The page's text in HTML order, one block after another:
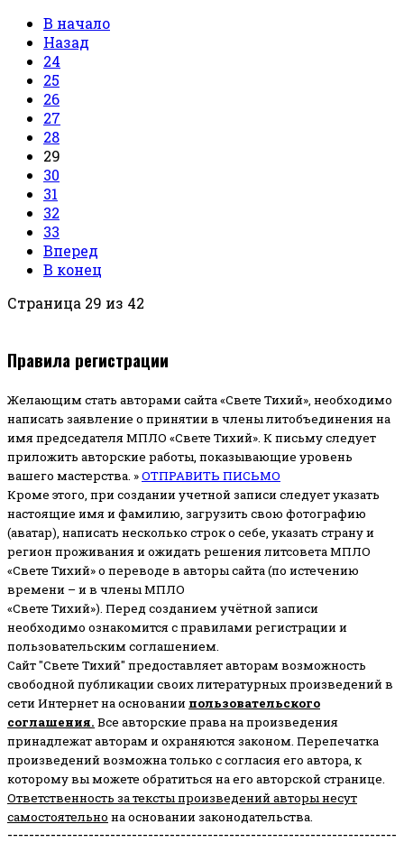
В начало
Назад
24
25
26
27
28
29
30
31
32
33
Вперед
В конец
Страница 29 из 42
Правила регистрации
Желающим стать авторами сайта «Свете Тихий», необходимо
написать заявление о принятии в члены литобъединения на
имя председателя МПЛО «Свете Тихий». К письму следует
приложить авторские работы, показывающие уровень
вашего мастерства. »ОТПРАВИТЬ ПИСЬМО
Кроме этого, при создании учетной записи следует указать
настоящие имя и фамилию, загрузить свою фотографию
(аватар), написать несколько строк о себе, указать страну и
регион проживания и ожидать решения литсовета МПЛО
«Свете Тихий» о переводе в авторы сайта (по истечению
времени – и в члены МПЛО
«Свете Тихий»). Перед созданием учётной записи
необходимо ознакомится с правилами регистрации и
пользовательским соглашением.
Сайт "Свете Тихий" предоставляет авторам возможность
свободной публикации своих литературных произведений в
сети Интернет на основании пользовательского
соглашения. Все авторские права на произведения
принадлежат авторам и охраняются законом. Перепечатка
произведений возможна только с согласия его автора, к
которому вы можете обратиться на его авторской странице.
Ответственность за тексты произведений авторы несут
самостоятельно на основании законодательства.
------------------------------------------------------------------------